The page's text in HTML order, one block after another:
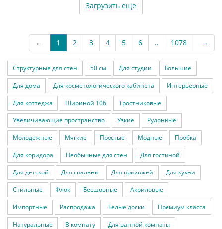
Загрузить еще
← 1 2 3 4 5 6 .. 1078 →
Структурные для стен 50 см Для студии Большие
Для дома Для косметологического кабинета Интерьерные
Для коттеджа Шириной 106 Тростниковые
Увеличивающие пространство Узкие Рулонные
Молодежные Мягкие Простые Модные Пробка
Для коридора Необычные для стен Для гостиной
Для детской Для спальни Для прихожей Для кухни
Стильные Флок Бесшовные Акриловые
Импортные Распродажа Белые доски Премиум класса
Натуральные В комнату Для ванной комнаты